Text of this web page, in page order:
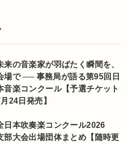
来の音楽家が羽ばたく瞬間を、
場で ── 事務局が語る第95回日
音楽コンクール【予選チケット
24日発売】
日本吹奏楽コンクール2026
部大会出場団体まとめ【随時更